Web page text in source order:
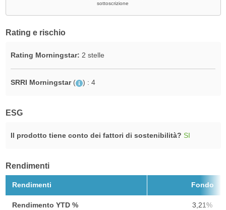
sottoscrizione
Rating e rischio
Rating Morningstar: 2 stelle
SRRI Morningstar ( ) : 4
ESG
Il prodotto tiene conto dei fattori di sostenibilità? SI
Rendimenti
Rendimenti Fondo
Rendimento YTD % 3,21%